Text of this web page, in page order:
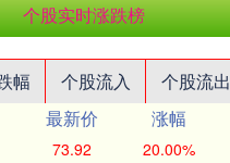
个股实时涨跌榜
幅 个股流入 个股流出
最新价 涨幅
73.92 20.00%